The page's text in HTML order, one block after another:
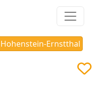
Hohenstein-Ernstthal